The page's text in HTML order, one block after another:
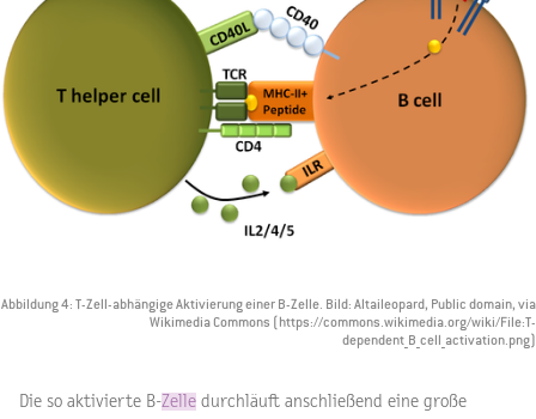
Abbildung 4: T-Zell-abhängige Aktivierung einer B-Zelle. Bild: Altaileopard, Public domain, via
Wikimedia Commons (https://commons.wikimedia.org/wiki/File:T-
dependent_B_cell_activation.png)
Die so aktivierte B-Zelle durchläuft anschließend eine große